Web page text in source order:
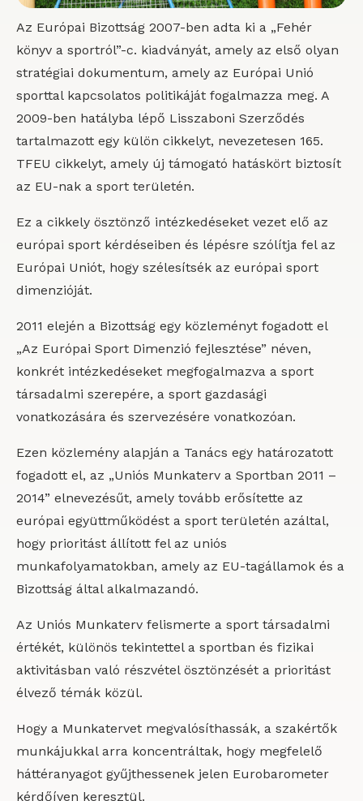
Az Európai Bizottság 2007-ben adta ki a „Fehér
könyv a sportról”-c. kiadványát, amely az első olyan
stratégiai dokumentum, amely az Európai Unió
sporttal kapcsolatos politikáját fogalmazza meg. A
2009-ben hatályba lépő Lisszaboni Szerződés
tartalmazott egy külön cikkelyt, nevezetesen 165.
TFEU cikkelyt, amely új támogató hatáskört biztosít
az EU-nak a sport területén.
Ez a cikkely ösztönző intézkedéseket vezet elő az
európai sport kérdéseiben és lépésre szólítja fel az
Európai Uniót, hogy szélesítsék az európai sport
dimenzióját.
2011 elején a Bizottság egy közleményt fogadott el
„Az Európai Sport Dimenzió fejlesztése” néven,
konkrét intézkedéseket megfogalmazva a sport
társadalmi szerepére, a sport gazdasági
vonatkozására és szervezésére vonatkozóan.
Ezen közlemény alapján a Tanács egy határozatott
fogadott el, az „Uniós Munkaterv a Sportban 2011 –
2014” elnevezésűt, amely tovább erősítette az
európai együttműködést a sport területén azáltal,
hogy prioritást állított fel az uniós
munkafolyamatokban, amely az EU-tagállamok és a
Bizottság által alkalmazandó.
Az Uniós Munkaterv felismerte a sport társadalmi
értékét, különös tekintettel a sportban és fizikai
aktivitásban való részvétel ösztönzését a prioritást
élvező témák közül.
Hogy a Munkatervet megvalósíthassák, a szakértők
munkájukkal arra koncentráltak, hogy megfelelő
háttéranyagot gyűjthessenek jelen Eurobarometer
kérdőíven keresztül.